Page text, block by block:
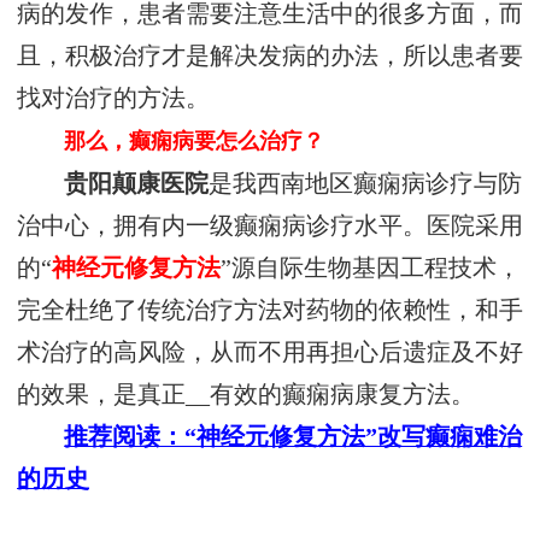
病的发作，患者需要注意生活中的很多方面，而
且，积极治疗才是解决发病的办法，所以患者要
找对治疗的方法。
那么，癫痫病要怎么治疗？
贵阳颠康医院是我西南地区癫痫病诊疗与防
治中心，拥有内一级癫痫病诊疗水平。医院采用
的“神经元修复方法”源自际生物基因工程技术，
完全杜绝了传统治疗方法对药物的依赖性，和手
术治疗的高风险，从而不用再担心后遗症及不好
的效果，是真正__有效的癫痫病康复方法。
推荐阅读：“神经元修复方法”改写癫痫难治
的历史